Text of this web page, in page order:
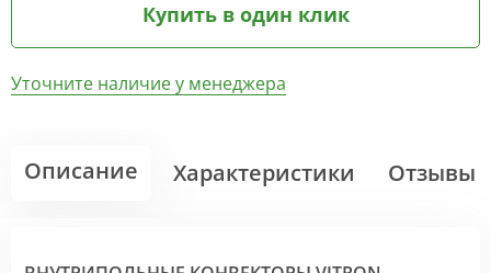
Купить в один клик
Уточните наличие у менеджера
Описание Характеристики Отзывы